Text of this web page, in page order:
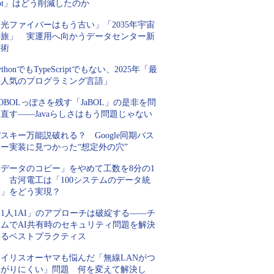
」はどう削減したのか
光ファイバーはもう古い」「2035年宇宙
」 実運用へ向かうデータセンター新
でもTypeScriptでもない、2025年「最
気のプログラミング言語」
っぽさを残す「JaBOL」の是非を問
す――Javaらしさはもう問題じゃない
キー万能説破れる？ Google同期パス
実装に見つかった“想定外の穴”
データのコピー」をやめて工数を8分の1
古河電工は「100システムのデータ統
をどう実現？
1人1AI」のアプローチは破綻する――チ
でAI共有時のセキュリティ問題を解決
ベストプラクティス
リスオーヤマも悩んだ「無線LANがつ
がりにくい」問題 何を変えて解決し